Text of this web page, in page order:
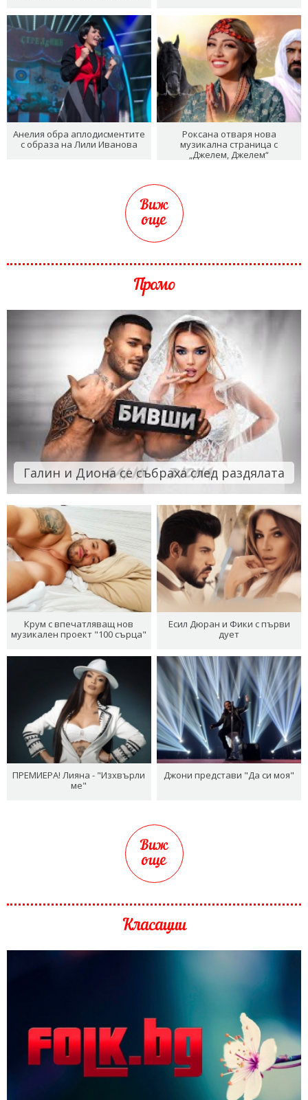
Анелия обра аплодисментите
с образа на Лили Иванова
Роксана отваря нова
музикална страница с
„Джелем, Джелем“
Виж
още
Промо
Галин и Диона се събраха след раздялата
Крум с впечатляващ нов
музикален проект "100 сърца"
Есил Дюран и Фики с първи
дует
ПРЕМИЕРА! Лияна - "Изхвърли
ме"
Джони представи "Да си моя"
Виж
още
Класации